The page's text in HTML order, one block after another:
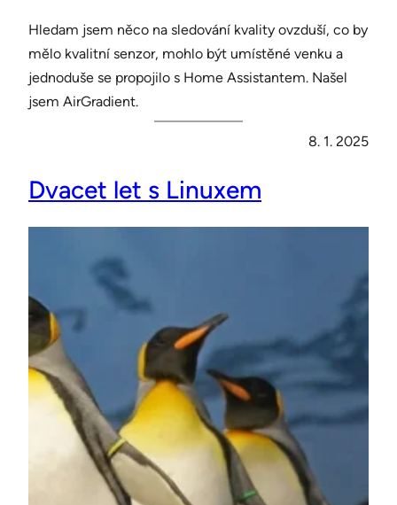
Hledam jsem něco na sledování kvality ovzduší, co by
mělo kvalitní senzor, mohlo být umístěné venku a
jednoduše se propojilo s Home Assistantem. Našel
jsem AirGradient.
8. 1. 2025
Dvacet let s Linuxem